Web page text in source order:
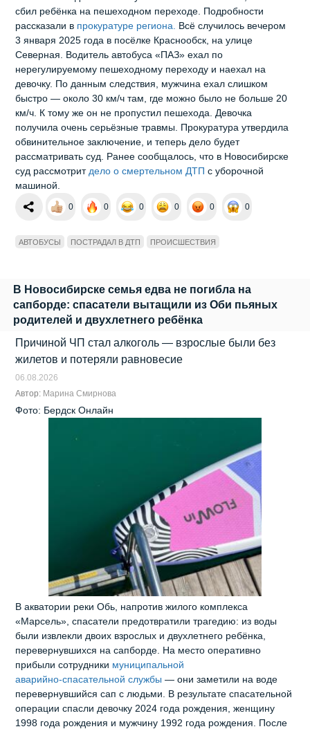
сбил ребёнка на пешеходном переходе. Подробности
рассказали в прокуратуре региона. Всё случилось вечером
3 января 2025 года в посёлке Краснообск, на улице
Северная. Водитель автобуса «ПАЗ» ехал по
нерегулируемому пешеходному переходу и наехал на
девочку. По данным следствия, мужчина ехал слишком
быстро — около 30 км/ч там, где можно было не больше 20
км/ч. К тому же он не пропустил пешехода. Девочка
получила очень серьёзные травмы. Прокуратура утвердила
обвинительное заключение, и теперь дело будет
рассматривать суд. Ранее сообщалось, что в Новосибирске
суд рассмотритдело о смертельном ДТП с уборочной
машиной.
0 0 0 0 0 0
АВТОБУСЫ ПОСТРАДАЛ В ДТП ПРОИСШЕСТВИЯ
В Новосибирске семья едва не погибла на
сапборде: спасатели вытащили из Оби пьяных
родителей и двухлетнего ребёнка
Причиной ЧП стал алкоголь — взрослые были без
жилетов и потеряли равновесие
06.08.2026
Автор: Марина Смирнова
Фото: Бердск Онлайн
В акватории реки Обь, напротив жилого комплекса
«Марсель», спасатели предотвратили трагедию: из воды
были извлекли двоих взрослых и двухлетнего ребёнка,
перевернувшихся на сапборде. На место оперативно
прибыли сотрудники муниципальной
аварийно‑спасательной службы — они заметили на воде
перевернувшийся сап с людьми. В результате спасательной
операции спасли девочку 2024 года рождения, женщину
1998 года рождения и мужчину 1992 года рождения. После